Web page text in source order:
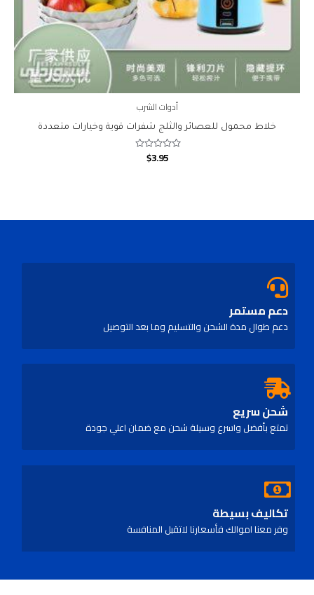
أدوات الشرب
خلاط محمول للعصائر والثلج شفرات قوية وخيارات متعددة
Rated
$3.95
دعم مستمر
دعم طوال مدة الشحن والتسليم وما بعد التوصيل
شحن سريع
تمتع بأفضل واسرع وسيلة شحن مع ضمان اعلي جودة
تكاليف بسيطة
وفر معنا اموالك فأسعارنا لاتقبل المنافسة